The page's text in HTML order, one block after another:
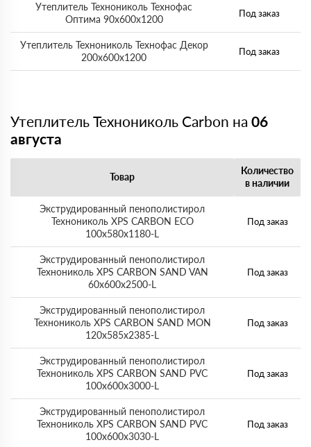
Утеплитель Технониколь Технофас
Оптима 90х600х1200
Под заказ
Утеплитель Технониколь Технофас Декор
200х600х1200
Под заказ
Утеплитель Технониколь Carbon на 06
августа
Товар
Количество
в наличии
Экструдированный пенополистирол
Технониколь XPS CARBON ECO
100х580х1180-L
Под заказ
Экструдированный пенополистирол
Технониколь XPS CARBON SAND VAN
60х600х2500-L
Под заказ
Экструдированный пенополистирол
Технониколь XPS CARBON SAND MON
120х585х2385-L
Под заказ
Экструдированный пенополистирол
Технониколь XPS CARBON SAND PVC
100х600х3000-L
Под заказ
Экструдированный пенополистирол
Технониколь XPS CARBON SAND PVC
100х600х3030-L
Под заказ